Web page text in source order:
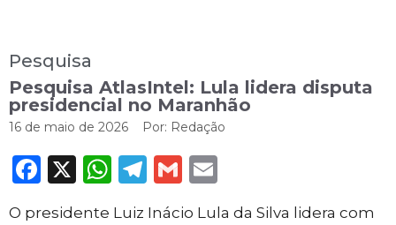
Pesquisa
Pesquisa AtlasIntel: Lula lidera disputa
presidencial no Maranhão
16 de maio de 2026 Por: Redação
Facebook
X WhatsApp
Telegram
Gmail
O presidente Luiz Inácio Lula da Silva lidera com